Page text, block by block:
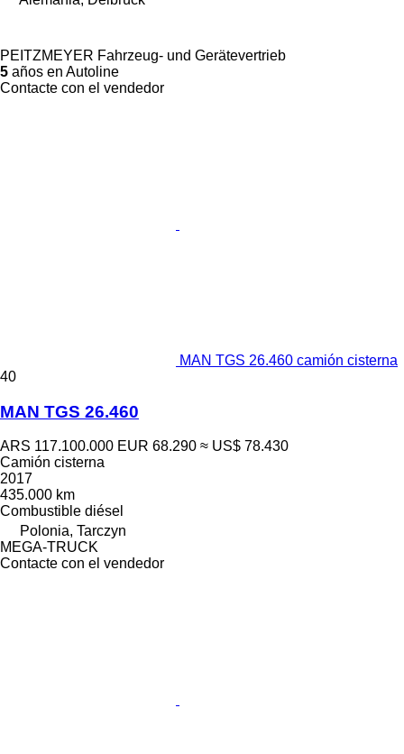
PEITZMEYER Fahrzeug- und Gerätevertrieb
5 años en Autoline
Contacte con el vendedor
MAN TGS 26.460 camión cisterna
40
MAN TGS 26.460
ARS 117.100.000 EUR 68.290 ≈ US$ 78.430
Camión cisterna
2017
435.000 km
Combustible diésel
Polonia, Tarczyn
MEGA-TRUCK
Contacte con el vendedor